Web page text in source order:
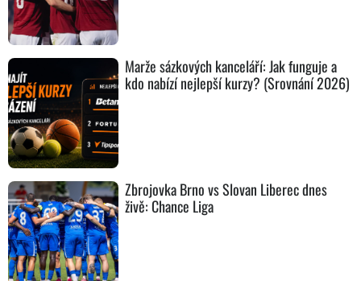
Marže sázkových kanceláří: Jak funguje a
kdo nabízí nejlepší kurzy? (Srovnání 2026)
Zbrojovka Brno vs Slovan Liberec dnes
živě: Chance Liga